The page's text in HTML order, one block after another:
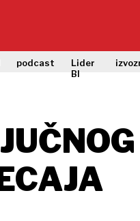
podcast
Lider
BI